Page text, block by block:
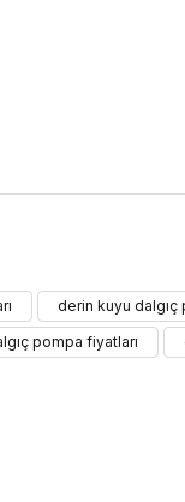
Bu ürüne ilk yorumu
derin kuyu dalgıç
pompa fiyatları